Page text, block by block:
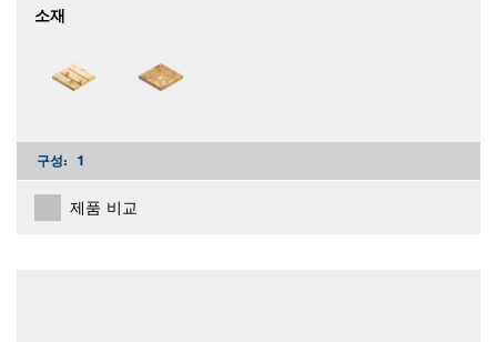
소재
구성: 1
제품 비교